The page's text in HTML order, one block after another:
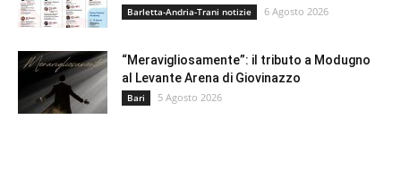
Barletta-Andria-Trani notizie 6 Agosto 2026
“Meravigliosamente”: il tributo a Modugno
al Levante Arena di Giovinazzo
Bari 5 Agosto 2026